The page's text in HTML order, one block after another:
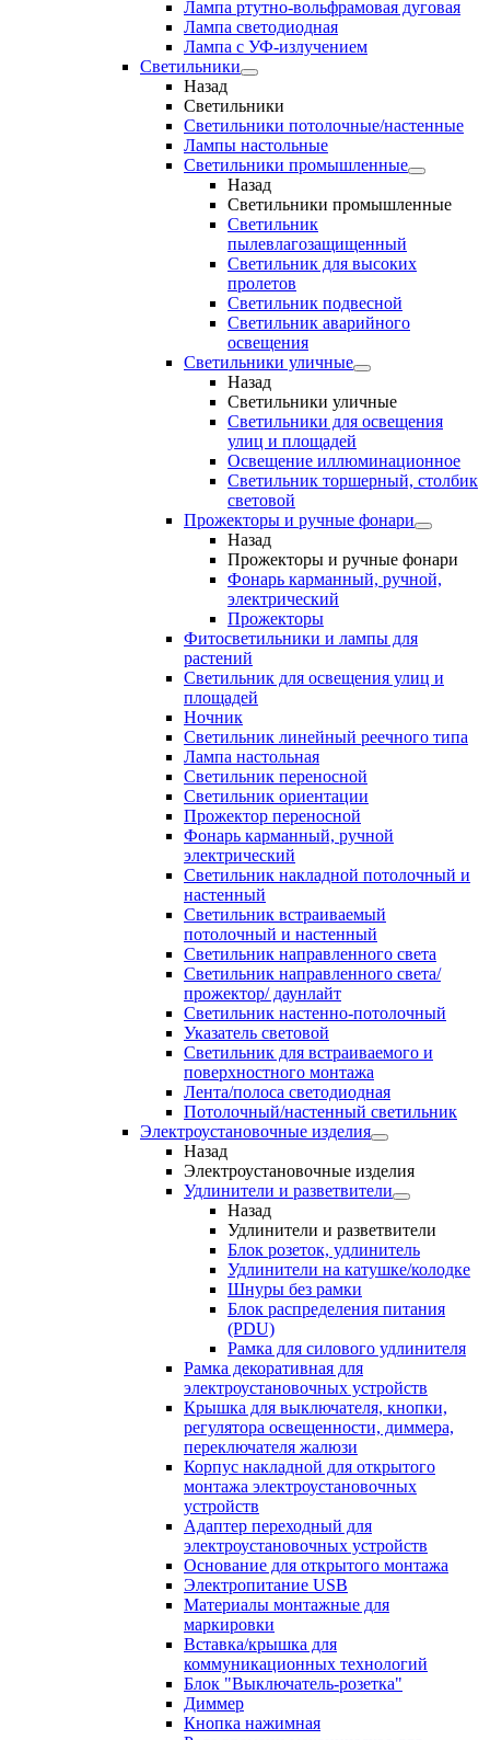
Лампа ртутно-вольфрамовая дуговая
Лампа светодиодная
Лампа с УФ-излучением
Светильники
Назад
Светильники
Светильники потолочные/настенные
Лампы настольные
Светильники промышленные
Назад
Светильники промышленные
Светильник
пылевлагозащищенный
Светильник для высоких
пролетов
Светильник подвесной
Светильник аварийного
освещения
Светильники уличные
Назад
Светильники уличные
Светильники для освещения
улиц и площадей
Освещение иллюминационное
Светильник торшерный, столбик
световой
Прожекторы и ручные фонари
Назад
Прожекторы и ручные фонари
Фонарь карманный, ручной,
электрический
Прожекторы
Фитосветильники и лампы для
растений
Светильник для освещения улиц и
площадей
Ночник
Светильник линейный реечного типа
Лампа настольная
Светильник переносной
Светильник ориентации
Прожектор переносной
Фонарь карманный, ручной
электрический
Светильник накладной потолочный и
настенный
Светильник встраиваемый
потолочный и настенный
Светильник направленного света
Светильник направленного света/
прожектор/ даунлайт
Светильник настенно-потолочный
Указатель световой
Светильник для встраиваемого и
поверхностного монтажа
Лента/полоса светодиодная
Потолочный/настенный светильник
Электроустановочные изделия
Назад
Электроустановочные изделия
Удлинители и разветвители
Назад
Удлинители и разветвители
Блок розеток, удлинитель
Удлинители на катушке/колодке
Шнуры без рамки
Блок распределения питания
(PDU)
Рамка для силового удлинителя
Рамка декоративная для
электроустановочных устройств
Крышка для выключателя, кнопки,
регулятора освещенности, диммера,
переключателя жалюзи
Корпус накладной для открытого
монтажа электроустановочных
устройств
Адаптер переходный для
электроустановочных устройств
Основание для открытого монтажа
Электропитание USB
Материалы монтажные для
маркировки
Вставка/крышка для
коммуникационных технологий
Блок "Выключатель-розетка"
Диммер
Кнопка нажимная